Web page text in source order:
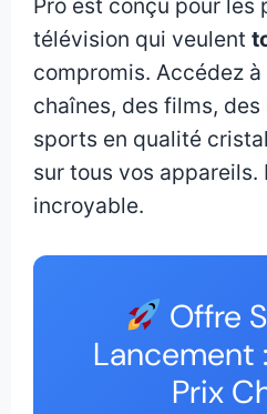
télévision qui veulent
compromis. Accédez
chaînes, des films,
sports en qualité
sur tous vos appareils.
incroyable.
Offre
Lancement
Prix